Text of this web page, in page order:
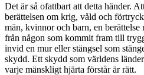
Det är så ofattbart att detta händer.
berättelsen om krig, våld och
män, kvinnor och barn, en berättelse
från någon som kommit fram till
invid en mur eller stängsel som
skydd. Ett skydd som världens
varje mänskligt hjärta förstår är rätt.